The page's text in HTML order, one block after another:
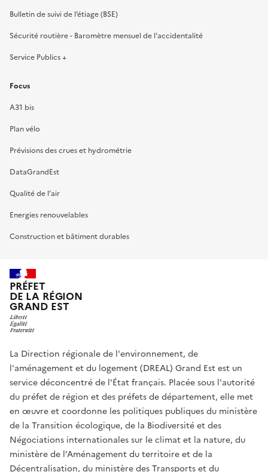
Bulletin de suivi de l’étiage (BSE)
Sécurité routière - Baromètre mensuel de l’accidentalité
Service Publics +
Focus
A31 bis
Plan vélo
Prévisions des crues et hydrométrie
DataGrandEst
Qualité de l’air
Energies renouvelables
Construction et bâtiment durables
PRÉFET
DE LA RÉGION
GRAND EST
La Direction régionale de l'environnement, de
l'aménagement et du logement (DREAL) Grand Est est un
service déconcentré de l'État français. Placée sous l'autorité
du préfet de région et des préfets de département, elle met
en œuvre et coordonne les politiques publiques du ministère
de la Transition écologique, de la Biodiversité et des
Négociations internationales sur le climat et la nature, du
ministère de l’Aménagement du territoire et de la
Décentralisation, du ministère des Transports et du